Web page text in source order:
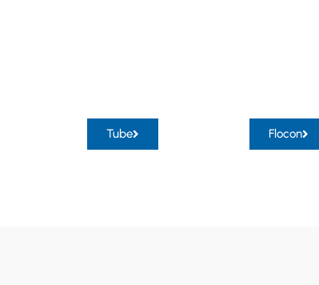
Tube Flocon